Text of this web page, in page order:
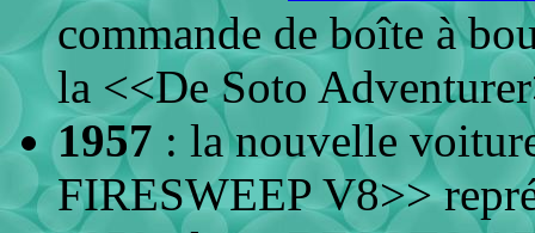
commande de boîte à
la <<De Soto
1957 : la nouvelle
FIRESWEEP V8>>